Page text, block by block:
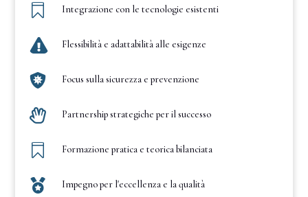
 Integrazione con le tecnologie esistenti
 Flessibilità e adattabilità alle esigenze
 Focus sulla sicurezza e prevenzione
 Partnership strategiche per il successo
 Formazione pratica e teorica bilanciata
 Impegno per l'eccellenza e la qualità